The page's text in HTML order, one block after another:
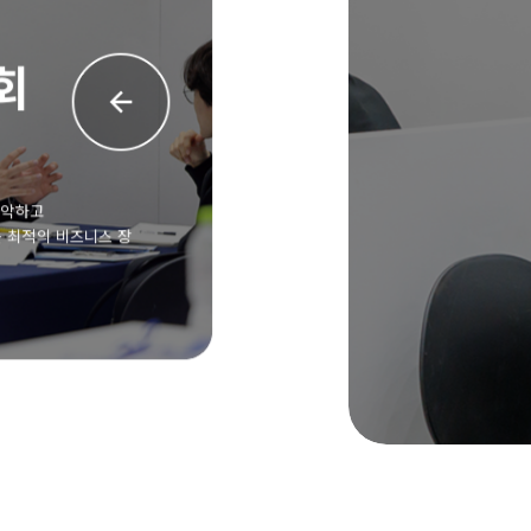
수출상담회
참가기업의 수출 판로 개척을 위해
해외바이어를 유치, 1:1 비즈니스 미팅의 기회 제공